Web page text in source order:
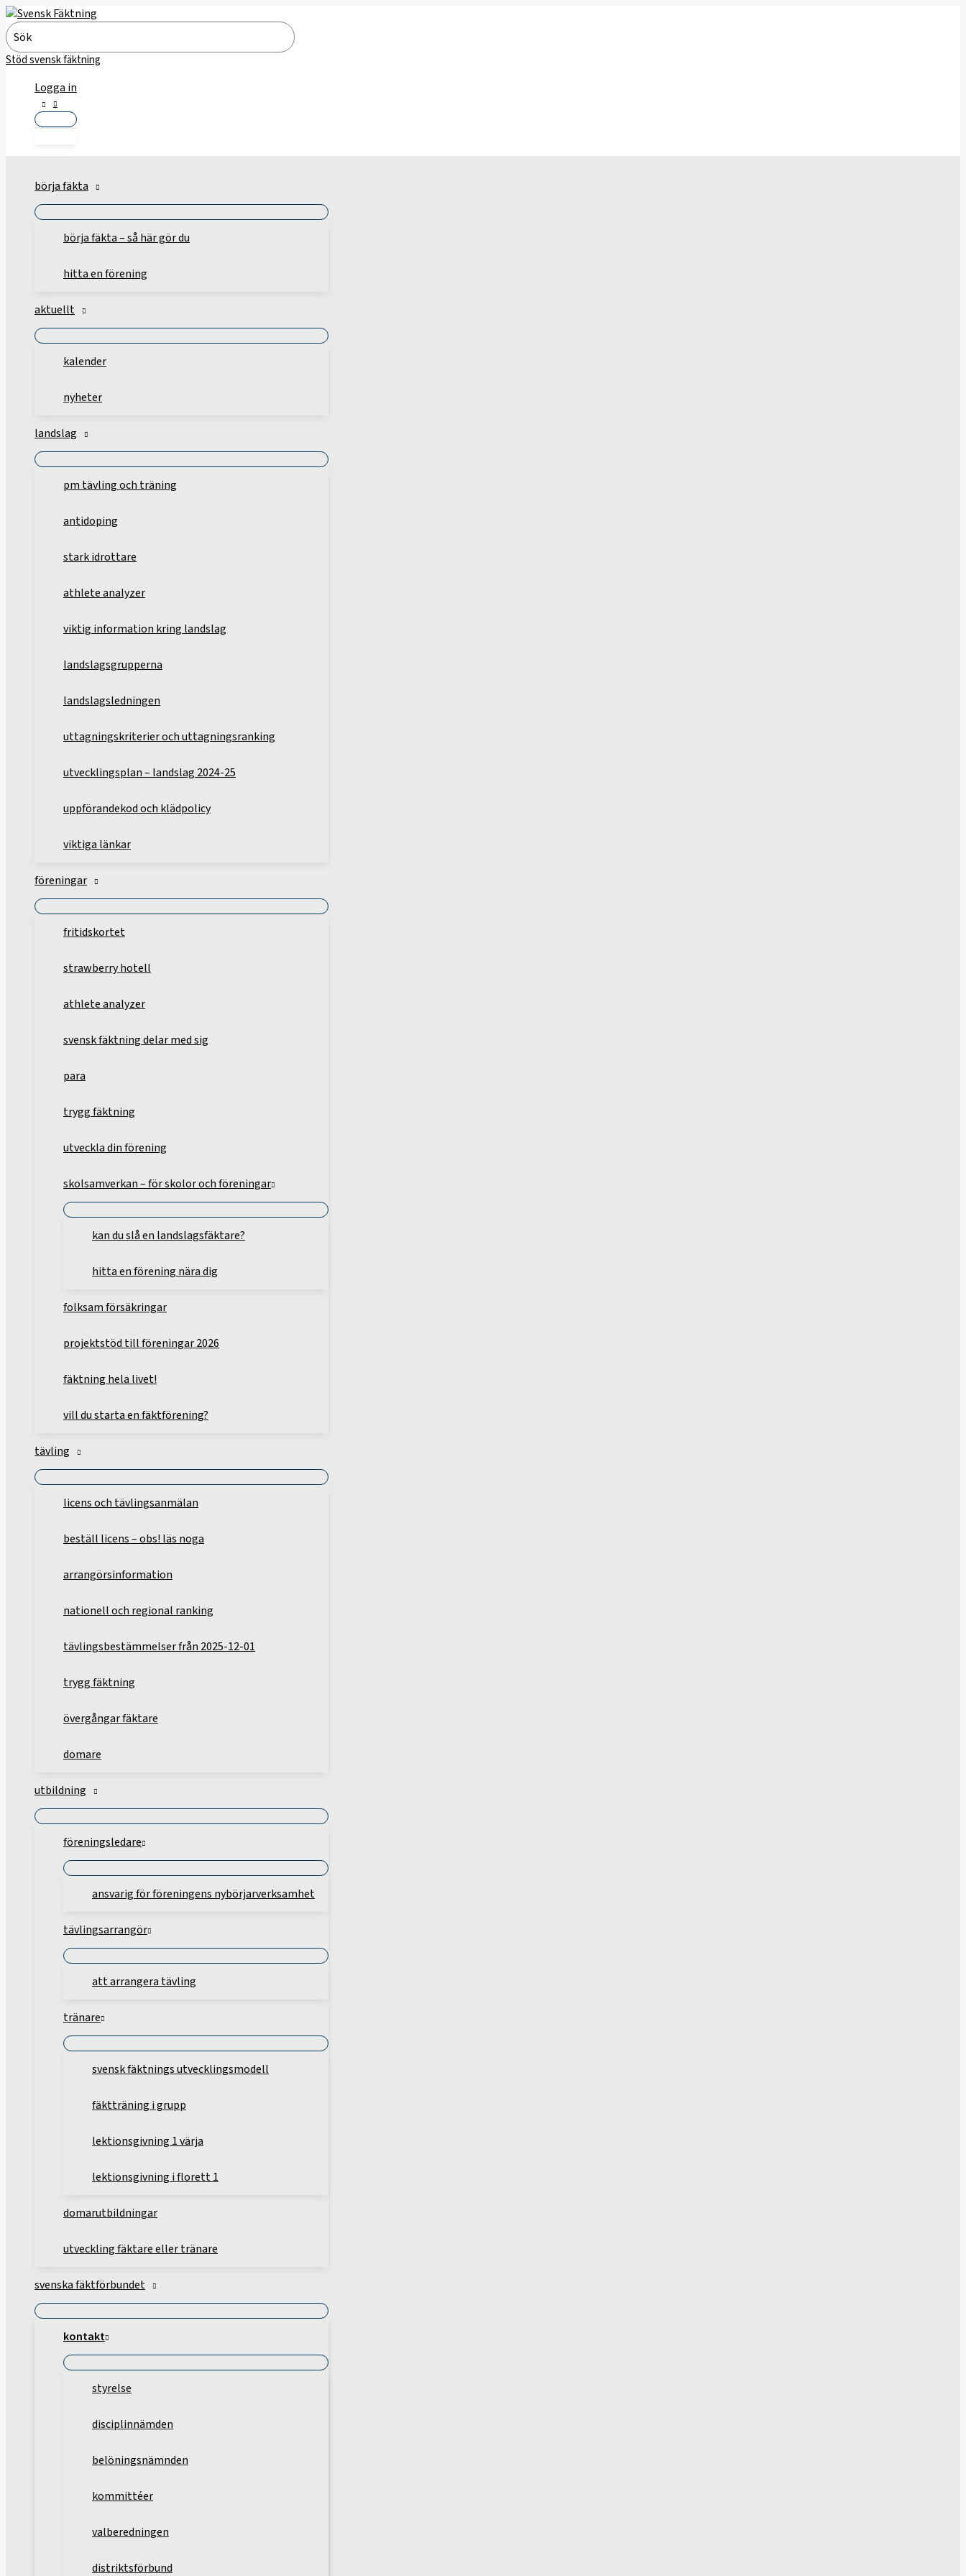
Hoppa
till
innehåll
Search
for:
Stöd svensk fäktning
Logga in
börja fäkta
börja fäkta – så här gör du
hitta en förening
aktuellt
kalender
nyheter
landslag
pm tävling och träning
antidoping
stark idrottare
athlete analyzer
viktig information kring landslag
landslagsgrupperna
landslagsledningen
uttagningskriterier och uttagningsranking
utvecklingsplan – landslag 2024-25
uppförandekod och klädpolicy
viktiga länkar
föreningar
fritidskortet
strawberry hotell
athlete analyzer
svensk fäktning delar med sig
para
trygg fäktning
utveckla din förening
skolsamverkan – för skolor och föreningar
kan du slå en landslagsfäktare?
hitta en förening nära dig
folksam försäkringar
projektstöd till föreningar 2026
fäktning hela livet!
vill du starta en fäktförening?
tävling
licens och tävlingsanmälan
beställ licens – obs! läs noga
arrangörsinformation
nationell och regional ranking
tävlingsbestämmelser från 2025-12-01
trygg fäktning
övergångar fäktare
domare
utbildning
föreningsledare
ansvarig för föreningens nybörjarverksamhet
tävlingsarrangör
att arrangera tävling
tränare
svensk fäktnings utvecklingsmodell
fäktträning i grupp
lektionsgivning 1 värja
lektionsgivning i florett 1
domarutbildningar
utveckling fäktare eller tränare
svenska fäktförbundet
kontakt
styrelse
disciplinnämden
belöningsnämnden
kommittéer
valberedningen
distriktsförbund